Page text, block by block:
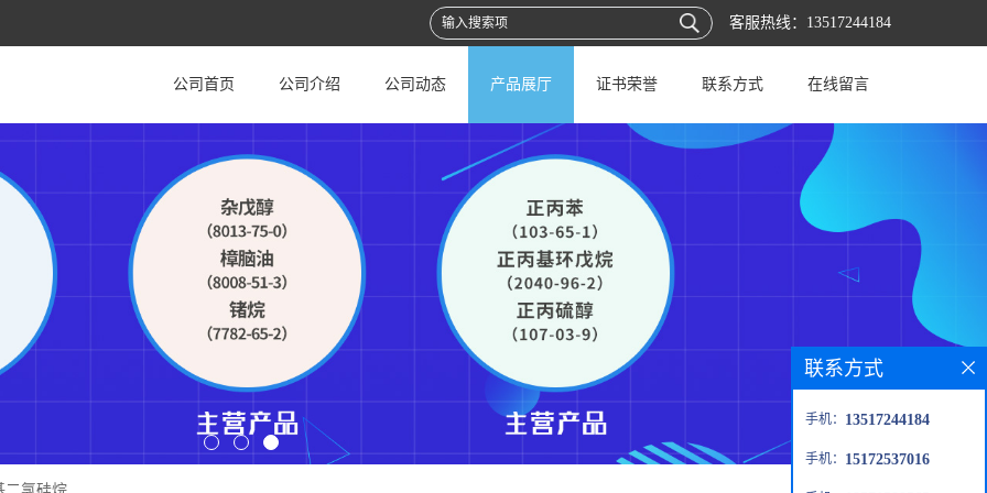
客服热线： 13517244184
公司首页 公司介绍 公司动态 产品展厅 证书荣誉 联系方式 在线留言
联系方式
手机： 13517244184
手机： 15172537016